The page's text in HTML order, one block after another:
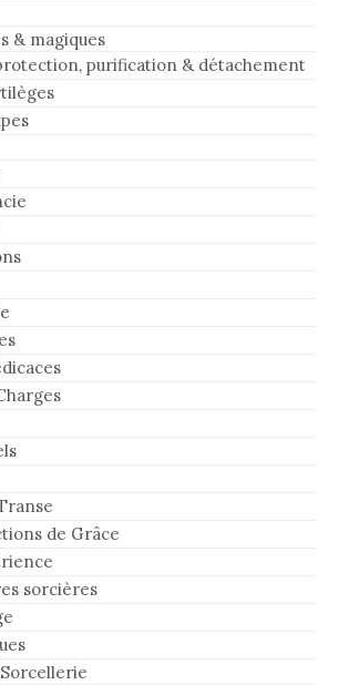
& magiques
purification & détachement
de Grâce
sorcières